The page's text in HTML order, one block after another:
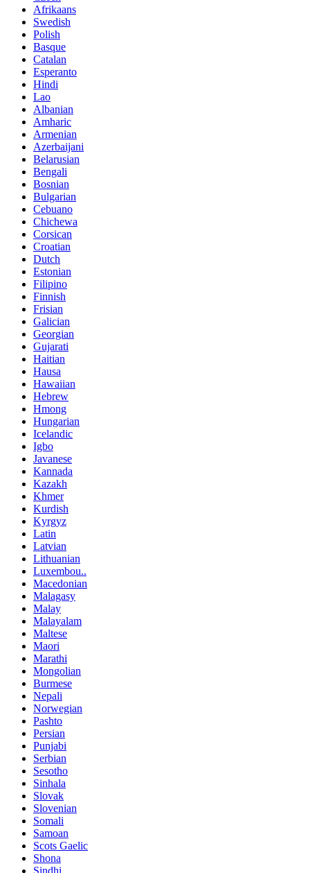
Afrikaans
Swedish
Polish
Basque
Catalan
Esperanto
Hindi
Lao
Albanian
Amharic
Armenian
Azerbaijani
Belarusian
Bengali
Bosnian
Bulgarian
Cebuano
Chichewa
Corsican
Croatian
Dutch
Estonian
Filipino
Finnish
Frisian
Galician
Georgian
Gujarati
Haitian
Hausa
Hawaiian
Hebrew
Hmong
Hungarian
Icelandic
Igbo
Javanese
Kannada
Kazakh
Khmer
Kurdish
Kyrgyz
Latin
Latvian
Lithuanian
Luxembou..
Macedonian
Malagasy
Malay
Malayalam
Maltese
Maori
Marathi
Mongolian
Burmese
Nepali
Norwegian
Pashto
Persian
Punjabi
Serbian
Sesotho
Sinhala
Slovak
Slovenian
Somali
Samoan
Scots Gaelic
Shona
Sindhi